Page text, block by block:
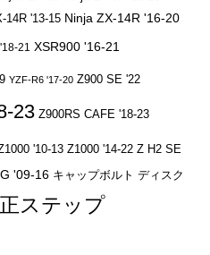
14R '13-15 Ninja ZX-14R '16-20
21 XSR900 '16-21
YZF-R6 '17-20 Z900 SE '22
23 Z900RS CAFE '18-23
'10-13 Z1000 '14-22 Z H2 SE
'09-16 キャップボルト ディスク
ステップ